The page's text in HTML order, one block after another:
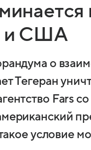
и США
о
Тегеран
Fars
условие